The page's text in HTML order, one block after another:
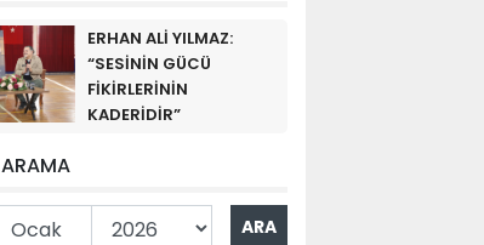
ERHAN ALİ YILMAZ:
“SESİNİN GÜCÜ
FİKİRLERİNİN
KADERİDİR”
ARAMA